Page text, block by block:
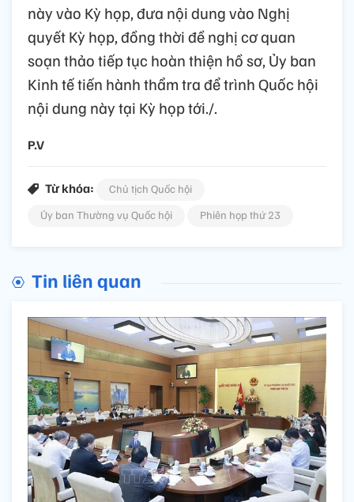
này vào Kỳ họp, đưa nội dung vào Nghị
quyết Kỳ họp, đồng thời đề nghị cơ quan
soạn thảo tiếp tục hoàn thiện hồ sơ, Ủy ban
Kinh tế tiến hành thẩm tra để trình Quốc hội
nội dung này tại Kỳ họp tới./.
P.V
Từ khóa:
Chủ tịch Quốc hội
Ủy ban Thường vụ Quốc hội
Phiên họp thứ 23
Tin liên quan